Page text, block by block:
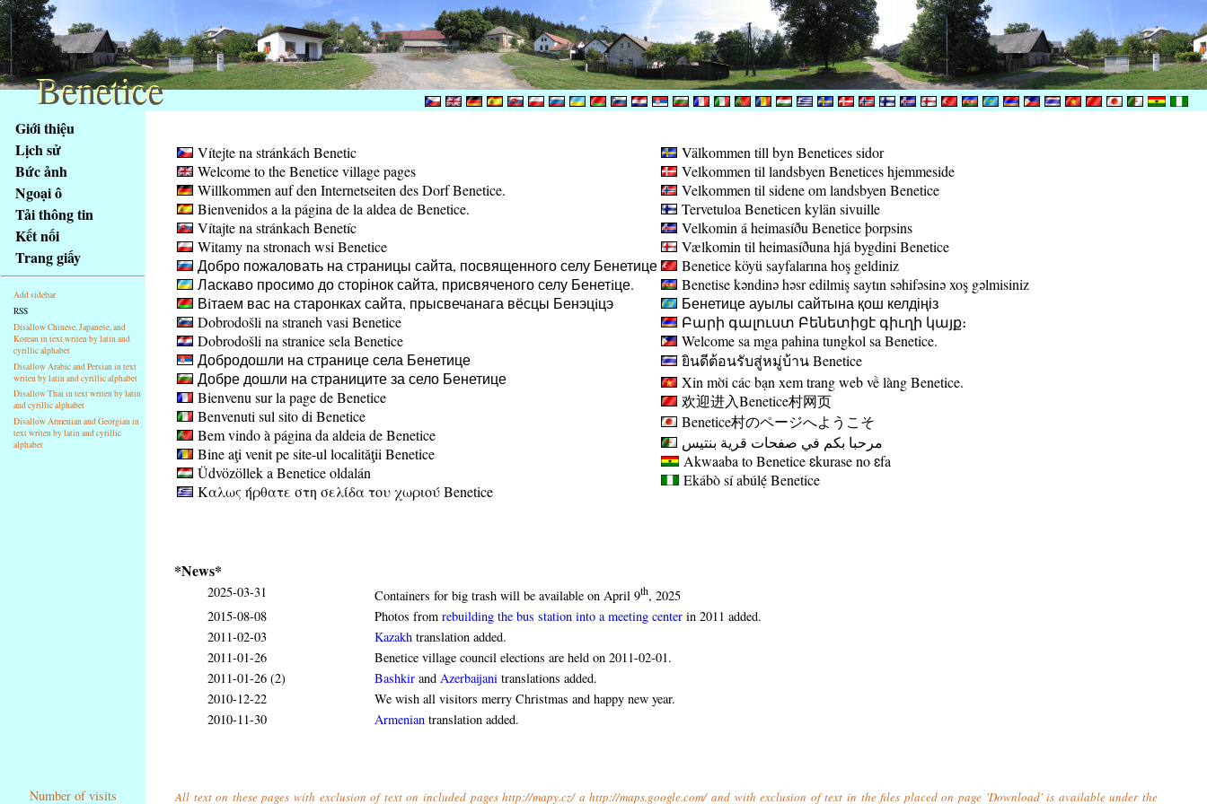
obsah
stránky
Klávesové
zkratky
tomto
webu
základní
Hlavní
strana
Giới thiệu
Lịch sử
Bức ảnh
Ngoại ô
Tải thông tin
Kết nối
Trang giấy
Add sidebar
RSS
Disallow Chinese, Japanese, and
Korean in text writen by latin and
cyrillic alphabet
Disallow Arabic and Persian in text
writen by latin and cyrillic alphabet
Disallow Thai in text writen by latin
and cyrillic alphabet
Disallow Armenian and Georgian in
text writen by latin and cyrillic
alphabet
Vítejte na stránkách Benetic
Welcome to the Benetice village pages
Willkommen auf den Internetseiten des Dorf Benetice.
Bienvenidos a la página de la aldea de Benetice.
Vítajte na stránkach Benetíc
Witamy na stronach wsi Benetice
Добро пожаловать на страницы сайта, посвященного селу Бенетице
Ласкаво просимо до сторінок сайта, присвяченого селу Бенетiце.
Вiтаем вас на старонках сайта, прысвечанага вёсцы Бенэцiцэ
Dobrodošli na straneh vasi Benetice
Dobrodošli na stranice sela Benetice
Добродошли на странице села Бенетице
Добре дошли на страниците за село Бенетице
Bienvenu sur la page de Benetice
Benvenuti sul sito di Benetice
Bem vindo à página da aldeia de Benetice
Bine aţi venit pe site-ul localităţii Benetice
Üdvözöllek a Benetice oldalán
Καλως ήρθατε στη σελίδα του χωριού Benetice
Välkommen till byn Benetices sidor
Velkommen til landsbyen Benetices hjemmeside
Velkommen til sidene om landsbyen Benetice
Tervetuloa Beneticen kylän sivuille
Velkomin á heimasíðu Benetice þorpsins
Vælkomin til heimasíðuna hjá bygdini Benetice
Benetice köyü sayfalarına hoş geldiniz
Benetise kəndinə həsr edilmiş saytın səhifəsinə xoş gəlmisiniz
Бенетице ауылы сайтына қош келдіңіз
Բարի գալուստ Բենետիցէ գիւղի կայք։
Welcome sa mga pahina tungkol sa Benetice.
ยินดีต้อนรับสู่หมู่บ้าน Benetice
Xin mời các bạn xem trang web về làng Benetice.
欢迎进入Benetice村网页
Benetice村のページへようこそ
مرحبا بكم في صفحات قرية بنتيس
Akwaaba to Benetice ɛkurase no ɛfa
Ekábò sí abúlẹ́Benetice
*News*
2025-03-31 Containers for big trash will be available on April 9th, 2025
2015-08-08
Photos from rebuilding the bus station into a meeting center in 2011 added.
2011-02-03
Kazakh translation added.
2011-01-26
Benetice village council elections are held on 2011-02-01.
2011-01-26 (2)
Bashkir and Azerbaijani translations added.
2010-12-22
We wish all visitors merry Christmas and happy new year.
2010-11-30
Armenian translation added.
Number of visits All text on these pages with exclusion of text on included pages http://mapy.cz/ a http://maps.google.com/ and with exclusion of text in the files placed on page 'Download' is available under the
Benetice
Benetice